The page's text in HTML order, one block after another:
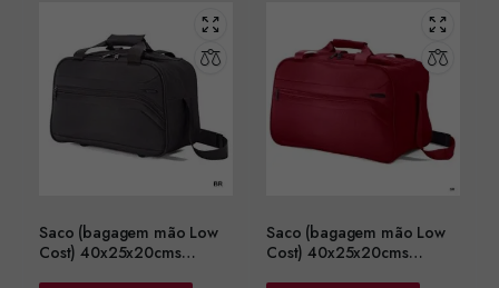
Saco (bagagem mão Low
Cost) 40x25x20cms
Saco (bagagem mão Low
Cost) 40x25x20cms